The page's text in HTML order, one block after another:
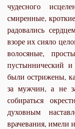
чудесного
смиренные,
радовались
взоре их сияло
волосяные,
пустыннический
были острижены,
за мужчин, а не
собираться
духовным
врачевания, имели